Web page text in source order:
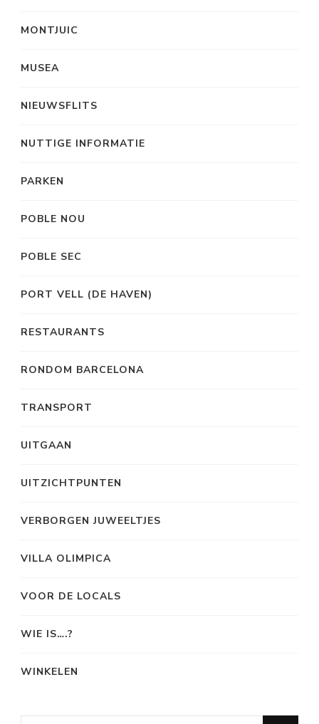
MONTJUIC
MUSEA
NIEUWSFLITS
NUTTIGE INFORMATIE
PARKEN
POBLE NOU
POBLE SEC
PORT VELL (DE HAVEN)
RESTAURANTS
RONDOM BARCELONA
TRANSPORT
UITGAAN
UITZICHTPUNTEN
VERBORGEN JUWEELTJES
VILLA OLIMPICA
VOOR DE LOCALS
WIE IS….?
WINKELEN